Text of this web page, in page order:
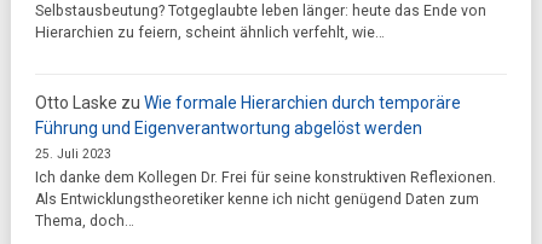
Selbstausbeutung? Totgeglaubte leben länger: heute das Ende von
Hierarchien zu feiern, scheint ähnlich verfehlt, wie…
Otto Laske zu Wie formale Hierarchien durch temporäre
Führung und Eigenverantwortung abgelöst werden
25. Juli 2023
Ich danke dem Kollegen Dr. Frei für seine konstruktiven Reflexionen.
Als Entwicklungstheoretiker kenne ich nicht genügend Daten zum
Thema, doch…